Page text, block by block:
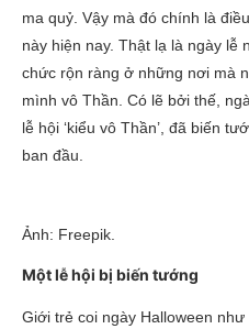
ma quỷ. Vậy mà đó chính là
này hiện nay. Thật lạ là ngày
chức rộn ràng ở những nơi mà
mình vô Thần. Có lẽ bởi thế,
lễ hội ‘kiểu vô Thần’, đã biến
ban đầu.
Ảnh: Freepik.
Một lễ hội bị biến tướng
Giới trẻ coi ngày Halloween